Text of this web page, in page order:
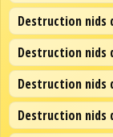
Destruction nids
Destruction nids
Destruction nids
Destruction nids